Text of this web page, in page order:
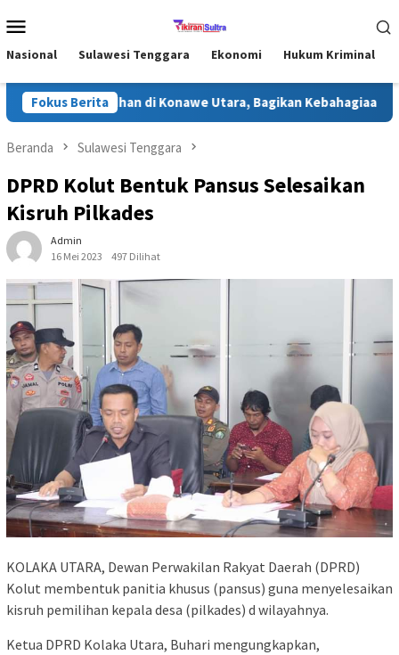
ke
Mobile
Nasional Sulawesi Tenggara Ekonomi Hukum Kriminal
Fokus Berita
Safari Ramadhan di Konawe Utara, Bagikan Kebahagiaan
Beranda Sulawesi Tenggara
DPRD Kolut Bentuk Pansus Selesaikan
Kisruh Pilkades
Admin
16 Mei 2023
497 Dilihat
KOLAKA UTARA, Dewan Perwakilan Rakyat Daerah (DPRD)
Kolut membentuk panitia khusus (pansus) guna menyelesaikan
kisruh pemilihan kepala desa (pilkades) d wilayahnya.
Ketua DPRD Kolaka Utara, Buhari mengungkapkan,